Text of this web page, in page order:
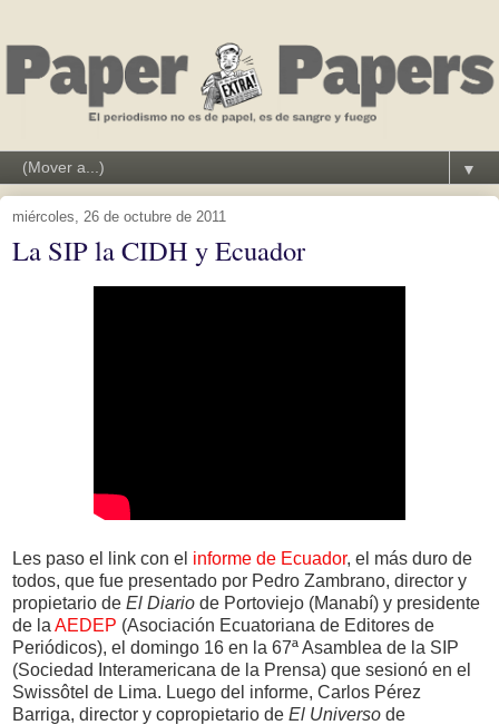
▼
miércoles, 26 de octubre de 2011
La SIP la CIDH y Ecuador
Les paso el link con el informe de Ecuador, el más duro de
todos, que fue presentado por Pedro Zambrano, director y
propietario de El Diario de Portoviejo (Manabí) y presidente
de la AEDEP (Asociación Ecuatoriana de Editores de
Periódicos), el domingo 16 en la 67ª Asamblea de la SIP
(Sociedad Interamericana de la Prensa) que sesionó en el
Swissôtel de Lima. Luego del informe, Carlos Pérez
Barriga, director y copropietario de El Universo de